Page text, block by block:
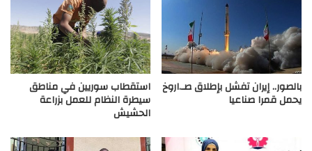
بالصور.. إيران تفشل بإطلاق صـ.اروخ
يحمل قمرا صناعيا
استقطاب سوريين في مناطق
سيطرة النظام للعمل بزراعة
الحشيش